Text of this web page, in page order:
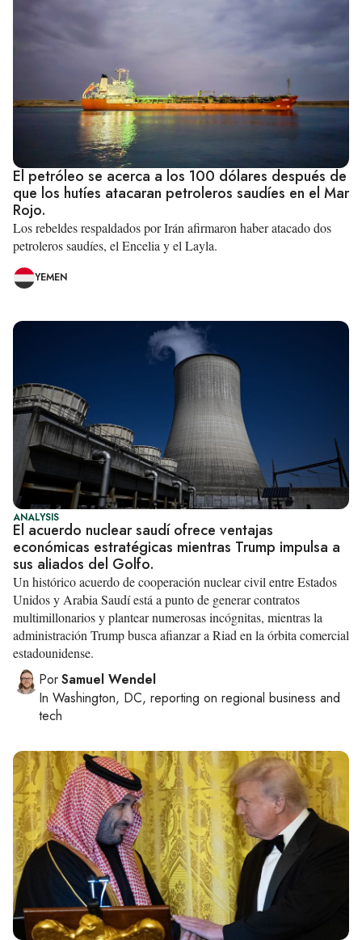
El petróleo se acerca a los 100 dólares después de
que los hutíes atacaran petroleros saudíes en el Mar
Rojo.
Los rebeldes respaldados por Irán afirmaron haber atacado dos
petroleros saudíes, el Encelia y el Layla.
YEMEN
ANALYSIS
El acuerdo nuclear saudí ofrece ventajas
económicas estratégicas mientras Trump impulsa a
sus aliados del Golfo.
Un histórico acuerdo de cooperación nuclear civil entre Estados
Unidos y Arabia Saudí está a punto de generar contratos
multimillonarios y plantear numerosas incógnitas, mientras la
administración Trump busca afianzar a Riad en la órbita comercial
estadounidense.
PorSamuel Wendel
In Washington, DC, reporting on regional business and
tech